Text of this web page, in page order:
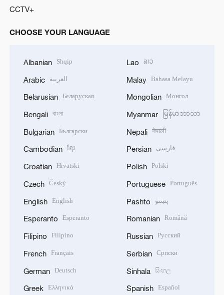
CCTV+
CHOOSE YOUR LANGUAGE
Albanian Shqip
Arabic العربية
Belarusian Беларуская
Bengali বাংলা
Bulgarian Български
Cambodian ខ្មែរ
Croatian Hrvatski
Czech Český
English English
Esperanto Esperanto
Filipino Filipino
French Français
German Deutsch
Greek Ελληνικά
Lao ລາວ
Malay Bahasa Melayu
Mongolian Монгол
Myanmar မြန်မာဘာသာ
Nepali नेपाली
Persian فارسی
Polish Polski
Portuguese Português
Pashto پښتو
Romanian Română
Russian Русский
Serbian Српски
Sinhala සිංහල
Spanish Español